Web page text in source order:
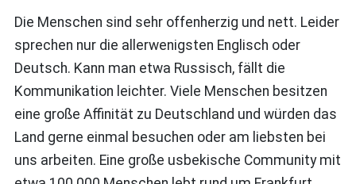
Die Menschen sind sehr offenherzig und nett. Leider
sprechen nur die allerwenigsten Englisch oder
Deutsch. Kann man etwa Russisch, fällt die
Kommunikation leichter. Viele Menschen besitzen
eine große Affinität zu Deutschland und würden das
Land gerne einmal besuchen oder am liebsten bei
uns arbeiten. Eine große usbekische Community mit